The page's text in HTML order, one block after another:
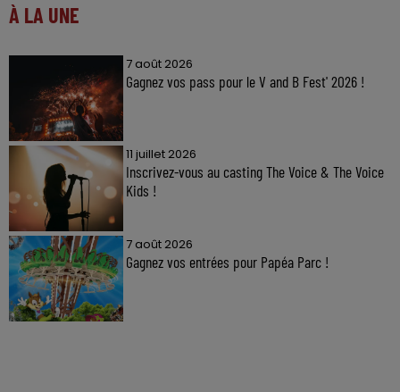
À LA UNE
7 août 2026
Gagnez vos pass pour le V and B Fest' 2026 !
11 juillet 2026
Inscrivez-vous au casting The Voice & The Voice
Kids !
7 août 2026
Gagnez vos entrées pour Papéa Parc !